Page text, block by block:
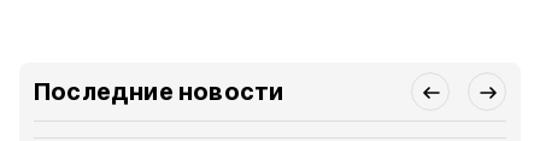
Последние новости